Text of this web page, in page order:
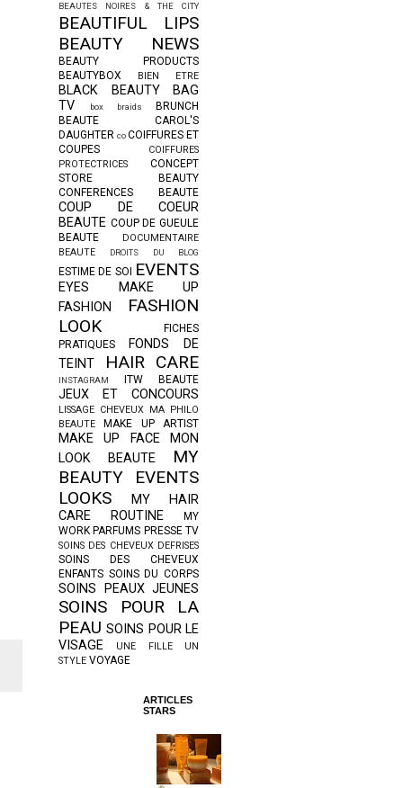
BEAUTES NOIRES & THE CITY
BEAUTIFUL LIPS
BEAUTY NEWS
BEAUTY PRODUCTS
BEAUTYBOX
BIEN ETRE
BLACK BEAUTY BAG
TV
box braids
BRUNCH
BEAUTE
CAROL'S
DAUGHTER coCOIFFURES ET
COUPES
COIFFURES
PROTECTRICES
CONCEPT
STORE BEAUTY
CONFERENCES BEAUTE
COUP DE COEUR
BEAUTE COUP DE GUEULE
BEAUTE
DOCUMENTAIRE
BEAUTE
DROITS DU BLOG
ESTIME DE SOI EVENTS
EYES MAKE UP
FASHION
FASHION
LOOK
FICHES
PRATIQUES
FONDS DE
TEINT
HAIR CARE
INSTAGRAM ITW BEAUTE
JEUX ET CONCOURS
LISSAGE CHEVEUX
MA PHILO
BEAUTE
MAKE UP ARTIST
MAKE UP FACE
MON
LOOK BEAUTE
MY
BEAUTY EVENTS
LOOKS
MY HAIR
CARE ROUTINE
MY
WORK PARFUMS PRESSE TV
SOINS DES CHEVEUX DEFRISES
SOINS DES CHEVEUX
ENFANTS SOINS DU CORPS
SOINS PEAUX JEUNES
SOINS POUR LA
PEAU SOINS POUR LE
VISAGE
UNE FILLE UN
STYLE VOYAGE
ARTICLES
STARS